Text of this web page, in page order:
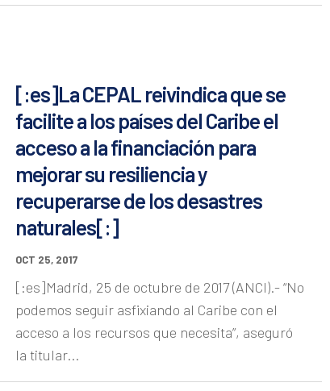
[:es]La CEPAL reivindica que se
facilite a los países del Caribe el
acceso a la financiación para
mejorar su resiliencia y
recuperarse de los desastres
naturales[:]
OCT 25, 2017
[:es]Madrid, 25 de octubre de 2017 (ANCI).- “No
podemos seguir asfixiando al Caribe con el
acceso a los recursos que necesita”, aseguró
la titular...